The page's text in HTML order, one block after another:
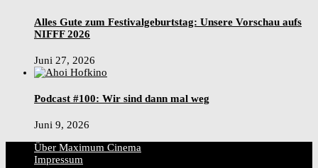
Alles Gute zum Festivalgeburtstag: Unsere Vorschau aufs
NIFFF 2026
Juni 27, 2026
Podcast #100: Wir sind dann mal weg
Juni 9, 2026
Über Maximum Cinema
Impressum